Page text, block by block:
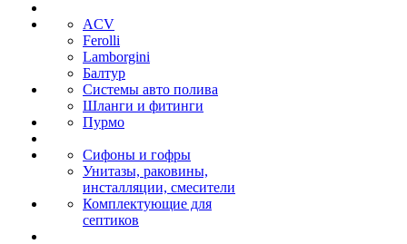
ACV
Ferolli
Lamborgini
Балтур
Системы авто полива
Шланги и фитинги
Пурмо
Сифоны и гофры
Унитазы, раковины,
инсталляции, смесители
Комплектующие для
септиков